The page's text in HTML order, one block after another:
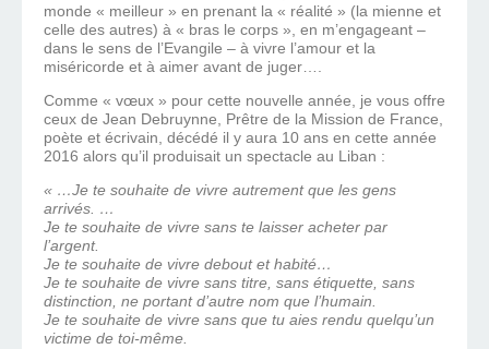
monde « meilleur » en prenant la « réalité » (la mienne et
celle des autres) à « bras le corps », en m’engageant –
dans le sens de l’Evangile – à vivre l’amour et la
miséricorde et à aimer avant de juger….
Comme « vœux » pour cette nouvelle année, je vous offre
ceux de Jean Debruynne, Prêtre de la Mission de France,
poète et écrivain, décédé il y aura 10 ans en cette année
2016 alors qu’il produisait un spectacle au Liban :
« …Je te souhaite de vivre autrement que les gens
arrivés. …
Je te souhaite de vivre sans te laisser acheter par
l’argent.
Je te souhaite de vivre debout et habité…
Je te souhaite de vivre sans titre, sans étiquette, sans
distinction, ne portant d’autre nom que l’humain.
Je te souhaite de vivre sans que tu aies rendu quelqu’un
victime de toi-même.